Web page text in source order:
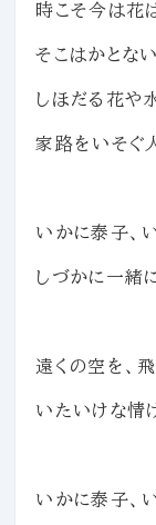
時こそ今は花
そこはかとな
しほだる花や
家路をいそぐ
いかに泰子、
しづかに一緒に
遠くの空を、
いたいけな情
いかに泰子、